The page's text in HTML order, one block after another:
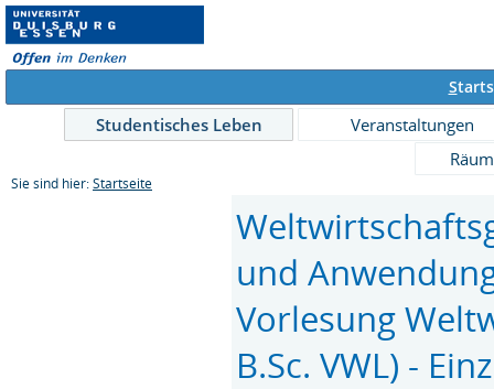
S
Studentisches Leben
Veranstaltungen
Sie sind hier: Startseite
und
Vorlesung
B.Sc. VWL) -